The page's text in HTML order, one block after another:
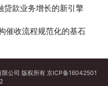
贷款业务增长的新引擎
催收流程规范化的基石
公司 版权所有 京ICP备16042501